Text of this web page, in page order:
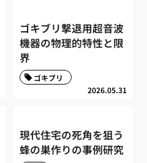
ゴキブリ撃退用超音波
機器の物理的特性と限
界
2026.05.31
ゴキブリ
現代住宅の死角を狙う
蜂の巣作りの事例研究